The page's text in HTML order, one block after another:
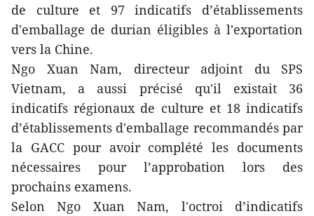
de culture et 97 indicatifs d’établissements
d'emballage de durian éligibles à l'exportation
vers la Chine.
Ngo Xuan Nam, directeur adjoint du SPS
Vietnam, a aussi précisé qu'il existait 36
indicatifs régionaux de culture et 18 indicatifs
d’établissements d'emballage recommandés par
la GACC pour avoir complété les documents
nécessaires
pour l’approbation lors des
prochains examens.
Selon Ngo Xuan Nam, l'octroi d’indicatifs